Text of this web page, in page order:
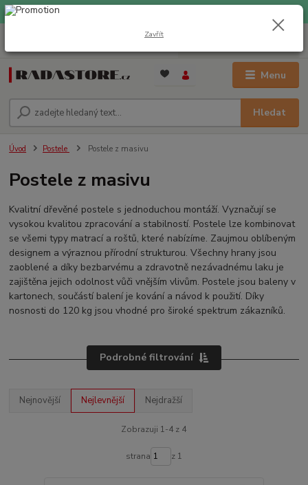
EXPRESNÍ DOPRAVA ZDARMA při nákupu nad 1000 Kč
Menu
Hledat
Úvod Postele Postele z masivu
Postele z masivu
Kvalitní dřevěné postele s jednoduchou montáží. Vyznačují se
vysokou kvalitou zpracování a stabilností. Postele lze kombinovat
se všemi typy matrací a roštů, které nabízíme. Zaujmou oblíbeným
designem a výraznou přírodní strukturou. Všechny hrany jsou
zaoblené a díky bezbarvému a zdravotně nezávadnému laku je
zajištěna jejich odolnost vůči vnějším vlivům. Postele jsou baleny v
kartonech, součástí balení je kování a návod k použití. Díky
nosnosti do 120 kg jsou vhodné pro široké spektrum zákazníků.
Podrobné filtrování
Nejnovější Nejlevnější Nejdražší
Zobrazuji 1-4 z 4
strana z 1
Zavřít